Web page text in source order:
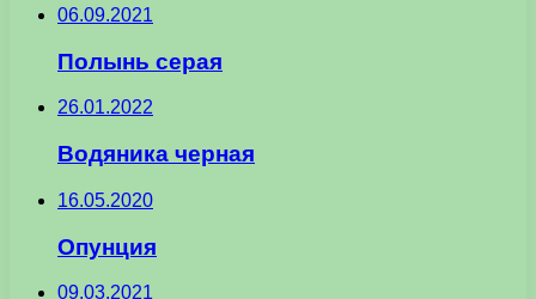
06.09.2021
Полынь серая
26.01.2022
Водяника черная
16.05.2020
Опунция
09.03.2021